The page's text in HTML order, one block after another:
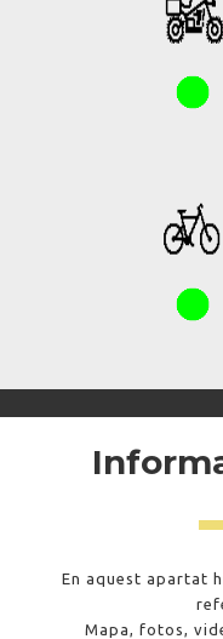
En aquest apartat
Mapa, fotos,